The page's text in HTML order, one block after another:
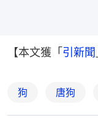
【本文獲「 引新聞
狗 唐狗